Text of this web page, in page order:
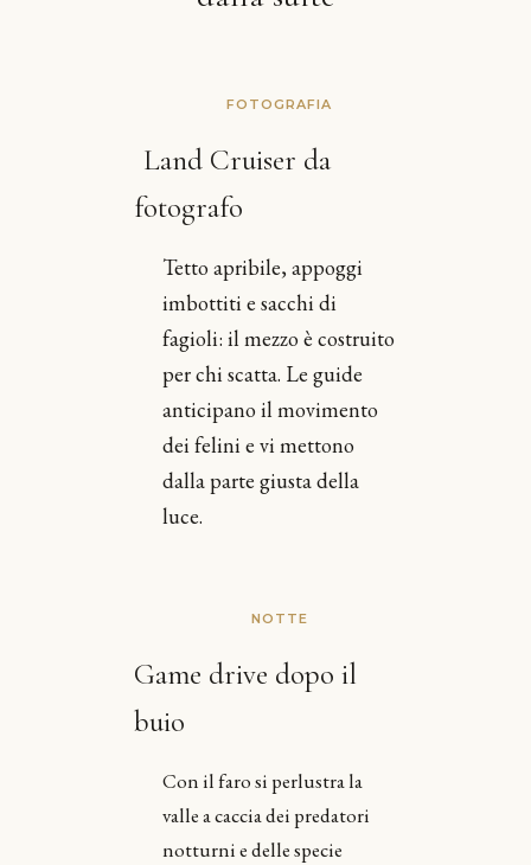
FOTOGRAFIA
Land Cruiser da
fotografo
Tetto apribile, appoggi
imbottiti e sacchi di
fagioli: il mezzo è costruito
per chi scatta. Le guide
anticipano il movimento
dei felini e vi mettono
dalla parte giusta della
luce.
NOTTE
Game drive dopo il
buio
Con il faro si perlustra la
valle a caccia dei predatori
notturni e delle specie